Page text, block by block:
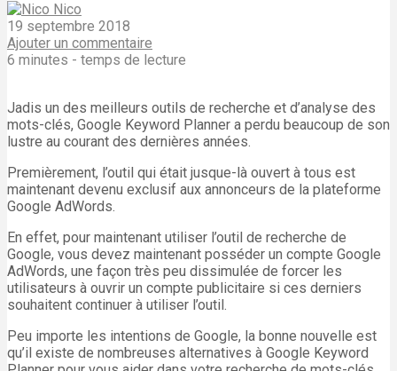
Nico
19 septembre 2018
Ajouter un commentaire
6 minutes - temps de lecture
Jadis un des meilleurs outils de recherche et d’analyse des
mots-clés, Google Keyword Planner a perdu beaucoup de son
lustre au courant des dernières années.
Premièrement, l’outil qui était jusque-là ouvert à tous est
maintenant devenu exclusif aux annonceurs de la plateforme
Google AdWords.
En effet, pour maintenant utiliser l’outil de recherche de
Google, vous devez maintenant posséder un compte Google
AdWords, une façon très peu dissimulée de forcer les
utilisateurs à ouvrir un compte publicitaire si ces derniers
souhaitent continuer à utiliser l’outil.
Peu importe les intentions de Google, la bonne nouvelle est
qu’il existe de nombreuses alternatives à Google Keyword